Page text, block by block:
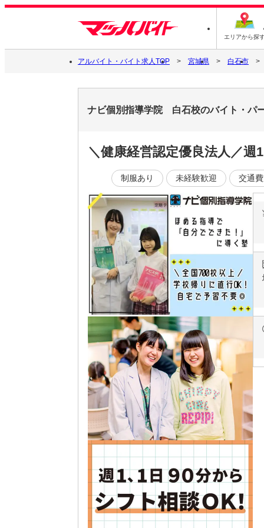
エリアから探
アルバイト・バイト求人TOP 宮城県 白石市
ナビ個別指導学院 白石校のバイト・パ
＼健康経営認定優良法人／
制服あり 未経験歓迎 交通